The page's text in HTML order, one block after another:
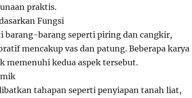
praktis.
Fungsi
barang seperti piring dan cangkir,
mencakup vas dan patung. Beberapa karya
memenuhi kedua aspek tersebut.
tahapan seperti penyiapan tanah liat,